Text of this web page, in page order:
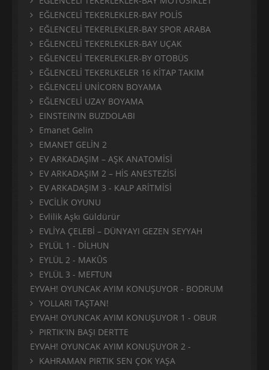
EĞLENCELİ TEKERLEKLER-BAY POLİS
EĞLENCELİ TEKERLEKLER-BAY SPOR ARABA
EĞLENCELİ TEKERLEKLER-BAY UÇAK
EĞLENCELİ TEKERLEKLER-BY OTOBÜS
EĞLENCELİ TEKERLKELER 16 KİTAP TAKIM
EĞLENCELİ UNİCORN BOYAMA
EĞLENCELİ UZAY BOYAMA
EINSTEIN’IN BUZDOLABI
Emanet Gelin
EMANET GELİN 2
EV ARKADAŞIM – AŞK ANATOMİSİ
EV ARKADAŞIM 2 – HİS ANESTEZİSİ
EV ARKADAŞIM 3 - KALP ARİTMİSİ
EVCİLİK OYUNU
Evlilik Aşkı Güldürür
EVLİYA ÇELEBİ – DÜNYAYI GEZEN SEYYAH
EYLÜL 1 - DİLHUN
EYLÜL 2 - MAKÛS
EYLÜL 3 - MEFTUN
EYVAH! OYUNCAK AYIM KONUŞUYOR - BODRUM
YOLLARI TAŞTAN!
EYVAH! OYUNCAK AYIM KONUŞUYOR 1 - OBUR
PIRTIK'IN BAŞI DERTTE
EYVAH! OYUNCAK AYIM KONUŞUYOR 2 -
KAHRAMAN PIRTIK SEN ÇOK YAŞA